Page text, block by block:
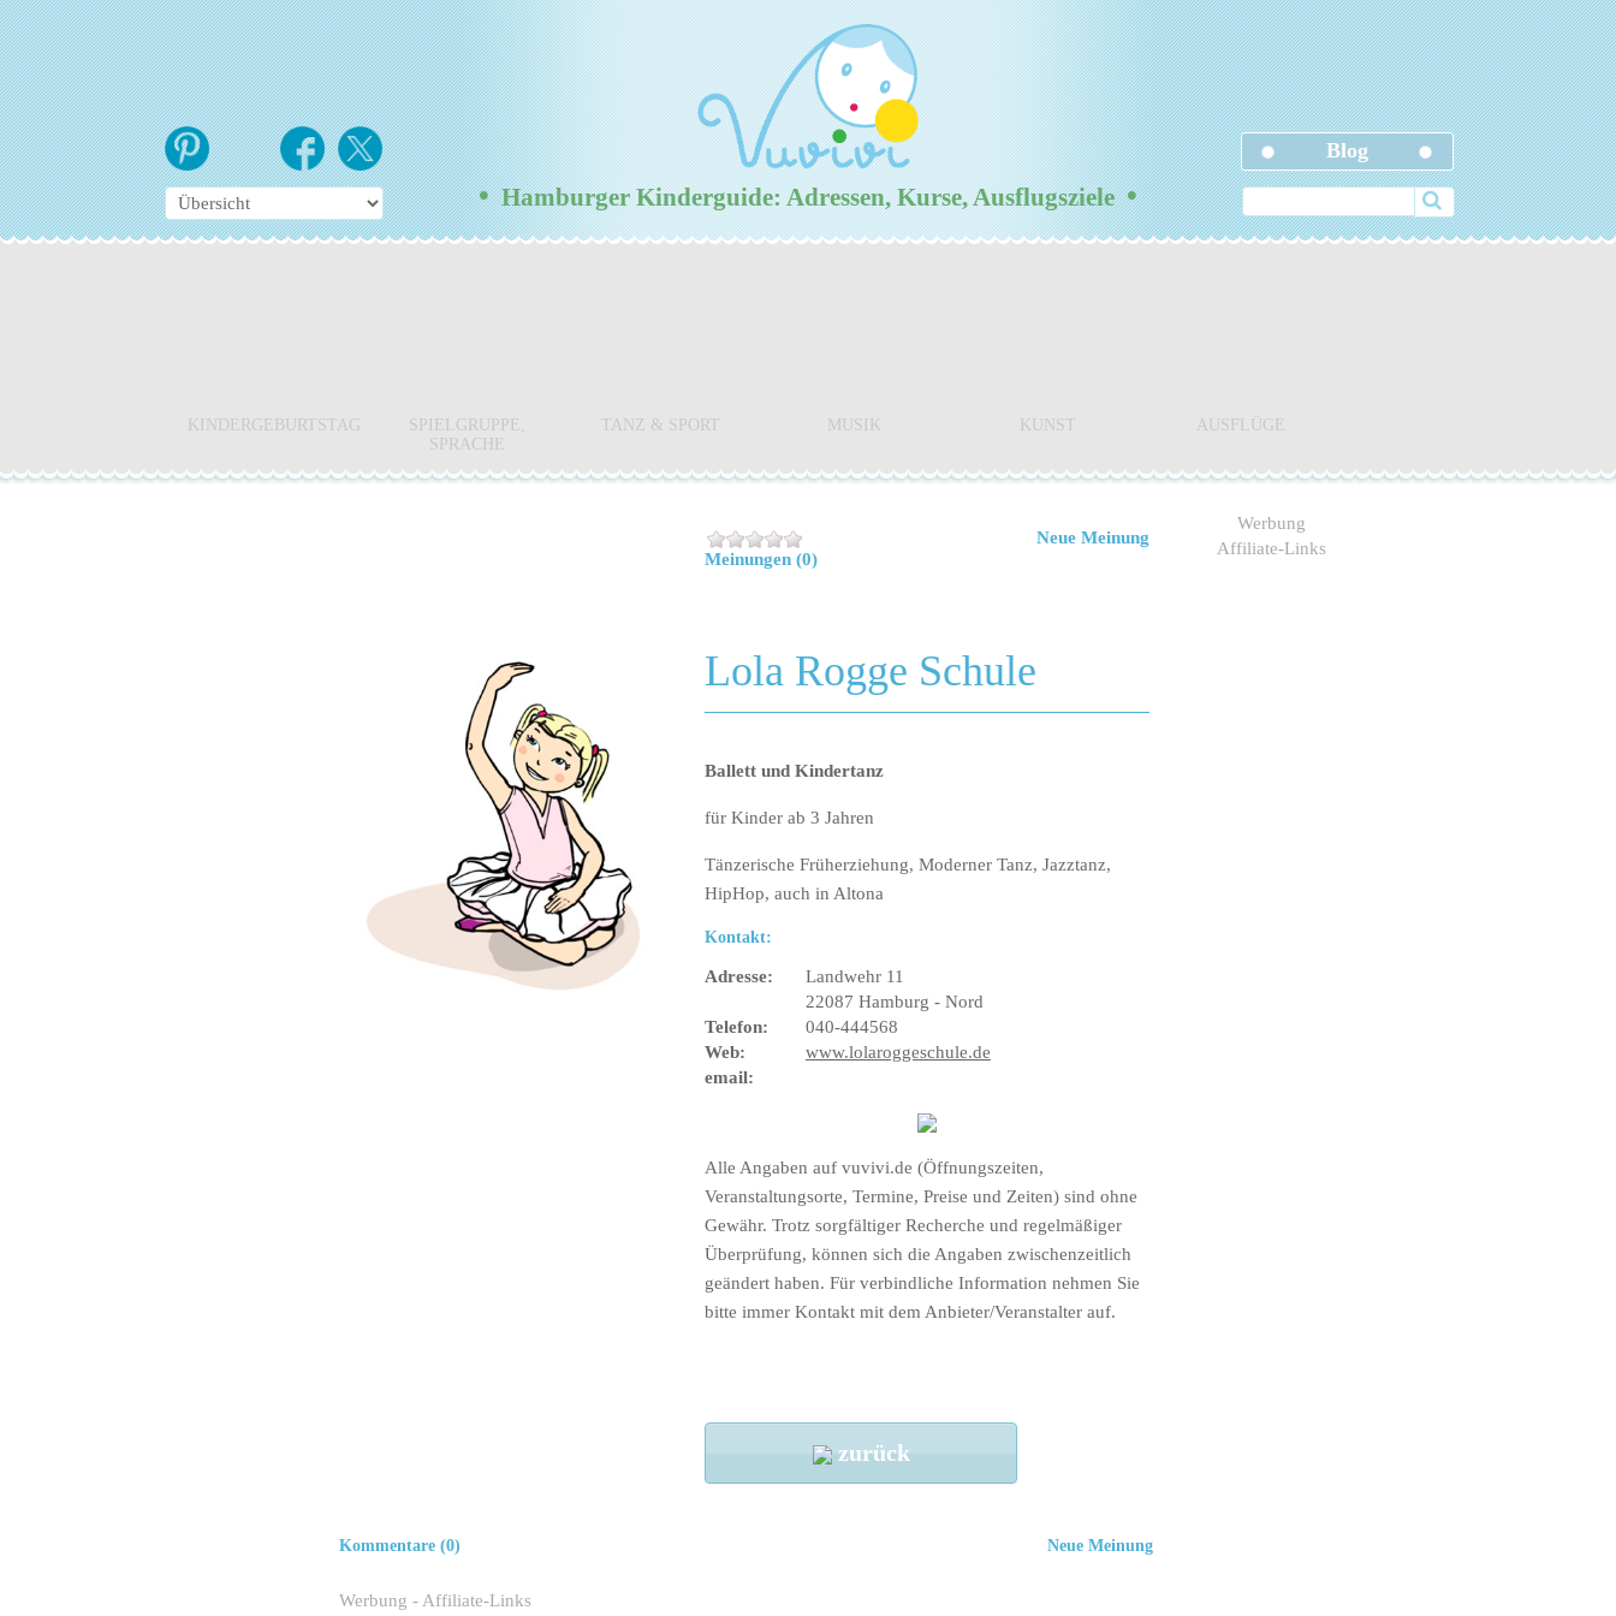
Blog
•Hamburger Kinderguide: Adressen, Kurse, Ausflugsziele•
KINDERGEBURTSTAG
SPIELGRUPPE,
SPRACHE
TANZ & SPORT MUSIK KUNST AUSFLÜGE
Meinungen (0)
Neue Meinung
Lola Rogge Schule
Ballett und Kindertanz
für Kinder ab 3 Jahren
Tänzerische Früherziehung, Moderner Tanz, Jazztanz,
HipHop, auch in Altona
Kontakt:
Adresse:
Landwehr 11
22087 Hamburg - Nord
Telefon:
040-444568
Web:
www.lolaroggeschule.de
email:
Alle Angaben auf vuvivi.de (Öffnungszeiten,
Veranstaltungsorte, Termine, Preise und Zeiten) sind ohne
Gewähr. Trotz sorgfältiger Recherche und regelmäßiger
Überprüfung, können sich die Angaben zwischenzeitlich
geändert haben. Für verbindliche Information nehmen Sie
bitte immer Kontakt mit dem Anbieter/Veranstalter auf.
zurück
Neue Meinung
Kommentare (0)
Werbung - Affiliate-Links
Werbung
Affiliate-Links